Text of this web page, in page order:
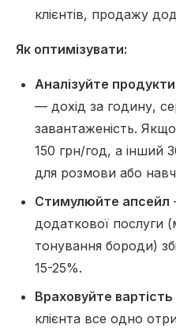
клієнтів, продажу
Як оптимізувати:
Аналізуйте
— дохід за годину,
завантаженість.
150 грн/год, а інший
для розмови або
Стимулюйте апсейл
додаткової послуги
тонування бороди)
15-25%.
Враховуйте
клієнта все одно